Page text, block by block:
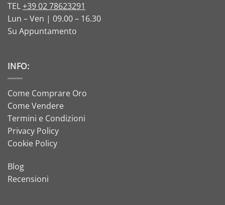
TEL+39 02 78623291
Lun – Ven | 09.00 – 16.30
Su Appuntamento
INFO:
Come Comprare Oro
Come Vendere
Termini e Condizioni
Privacy Policy
Cookie Policy
Blog
Recensioni